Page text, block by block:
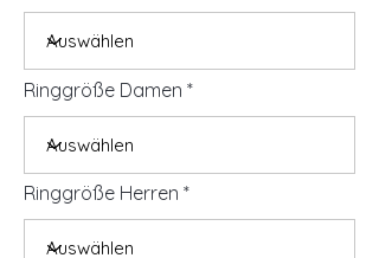
Ringgröße Damen
Ringgröße Herren